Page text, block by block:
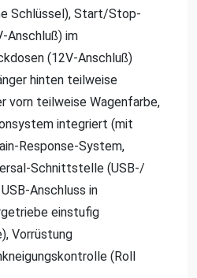
Schlüssel), Start/Stop-
Anschluß) im
(12V-Anschluß)
hinten teilweise
vorn teilweise Wagenfarbe,
integriert (mit
Response-System,
Schnittstelle (USB-/
Anschluss in
einstufig
Vorrüstung
(Roll